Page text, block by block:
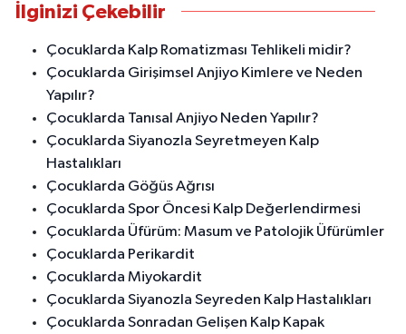
İlginizi Çekebilir
Çocuklarda Kalp Romatizması Tehlikeli midir?
Çocuklarda Girişimsel Anjiyo Kimlere ve Neden
Yapılır?
Çocuklarda Tanısal Anjiyo Neden Yapılır?
Çocuklarda Siyanozla Seyretmeyen Kalp
Hastalıkları
Çocuklarda Göğüs Ağrısı
Çocuklarda Spor Öncesi Kalp Değerlendirmesi
Çocuklarda Üfürüm: Masum ve Patolojik Üfürümler
Çocuklarda Perikardit
Çocuklarda Miyokardit
Çocuklarda Siyanozla Seyreden Kalp Hastalıkları
Çocuklarda Sonradan Gelişen Kalp Kapak